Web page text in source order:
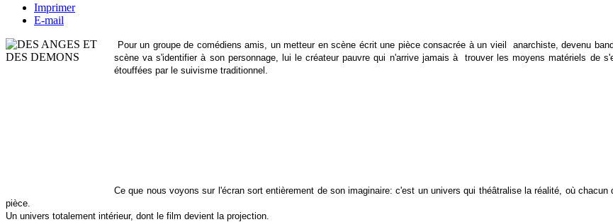
Imprimer
E-mail
Pour un groupe de comédiens amis, un metteur en scène écrit une pièce consacrée à un vieil anarchiste, devenu
scène va s'identifier à son personnage, lui le créateur pauvre qui n'arrive jamais à trouver les moyens matériels de
étouffées par le suivisme traditionnel.
Ce que nous voyons sur l'écran sort entièrement de son imaginaire: c'est un univers qui théâtralise la réalité, où
pièce.
Un univers totalement intérieur, dont le film devient la projection.